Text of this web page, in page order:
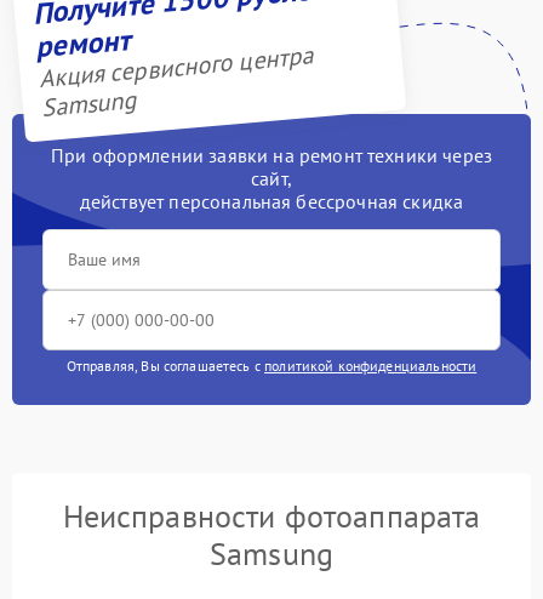
ремонт
Акция сервисного центра
Samsung
При оформлении заявки на ремонт техники через
сайт,
действует персональная бессрочная скидка
Отправляя, Вы соглашаетесь с политикой конфиденциальности
Неисправности фотоаппарата
Samsung